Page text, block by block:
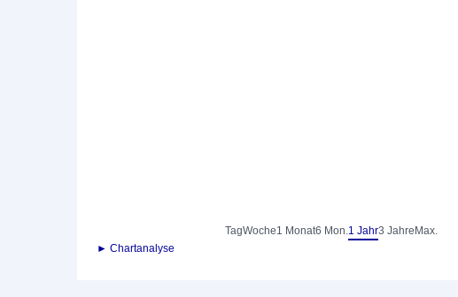
TagWoche1 Monat6 Mon.1 Jahr3 Jahre Max.
► Chartanalyse